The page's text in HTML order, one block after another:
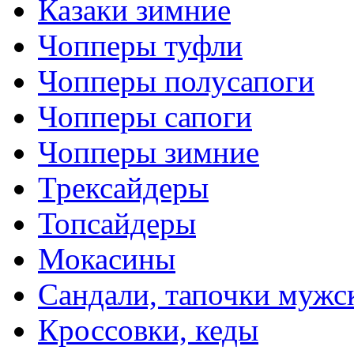
Казаки зимние
Чопперы туфли
Чопперы полусапоги
Чопперы сапоги
Чопперы зимние
Трексайдеры
Топсайдеры
Мокасины
Сандали, тапочки
Кроссовки, кеды